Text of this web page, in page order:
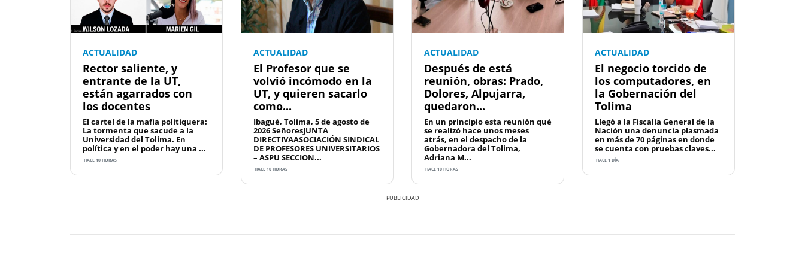
ACTUALIDAD
Rector saliente, y
entrante de la UT,
están agarrados con
los docentes
El cartel de la mafia politiquera:
La tormenta que sacude a la
Universidad del Tolima. En
política y en el poder hay una ...
HACE 10 HORAS
ACTUALIDAD
El Profesor que se
volvió incómodo en la
UT, y quieren sacarlo
como...
Ibagué, Tolima, 5 de agosto de
2026 SeñoresJUNTA
DIRECTIVAASOCIACIÓN SINDICAL
DE PROFESORES UNIVERSITARIOS
– ASPU SECCION...
HACE 10 HORAS
ACTUALIDAD
Después de está
reunión, obras: Prado,
Dolores, Alpujarra,
quedaron...
En un principio esta reunión qué
se realizó hace unos meses
atrás, en el despacho de la
Gobernadora del Tolima,
Adriana M...
HACE 10 HORAS
ACTUALIDAD
El negocio torcido de
los computadores, en
la Gobernación del
Tolima
Llegó a la Fiscalía General de la
Nación una denuncia plasmada
en más de 70 páginas en donde
se cuenta con pruebas claves...
HACE 1 DÍA